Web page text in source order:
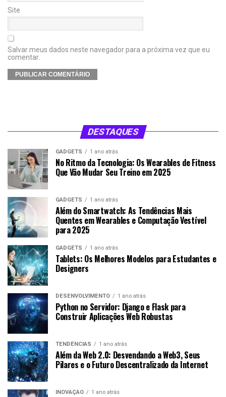
Site
Salvar meus dados neste navegador para a próxima vez que eu
comentar.
DESTAQUES
GADGETS 1 ano atrás
No Ritmo da Tecnologia: Os Wearables de Fitness
Que Vão Mudar Seu Treino em 2025
GADGETS 1 ano atrás
Além do Smartwatch: As Tendências Mais
Quentes em Wearables e Computação Vestível
para 2025
GADGETS 1 ano atrás
Tablets: Os Melhores Modelos para Estudantes e
Designers
DESENVOLVIMENTO 1 ano atrás
Python no Servidor: Django e Flask para
Construir Aplicações Web Robustas
TENDÊNCIAS 1 ano atrás
Além da Web 2.0: Desvendando a Web3, Seus
Pilares e o Futuro Descentralizado da Internet
INOVAÇÃO 1 ano atrás